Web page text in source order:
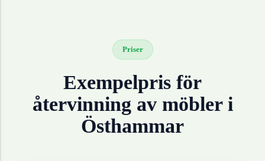
Priser
Exempelpris för
återvinning av möbleri
Östhammar